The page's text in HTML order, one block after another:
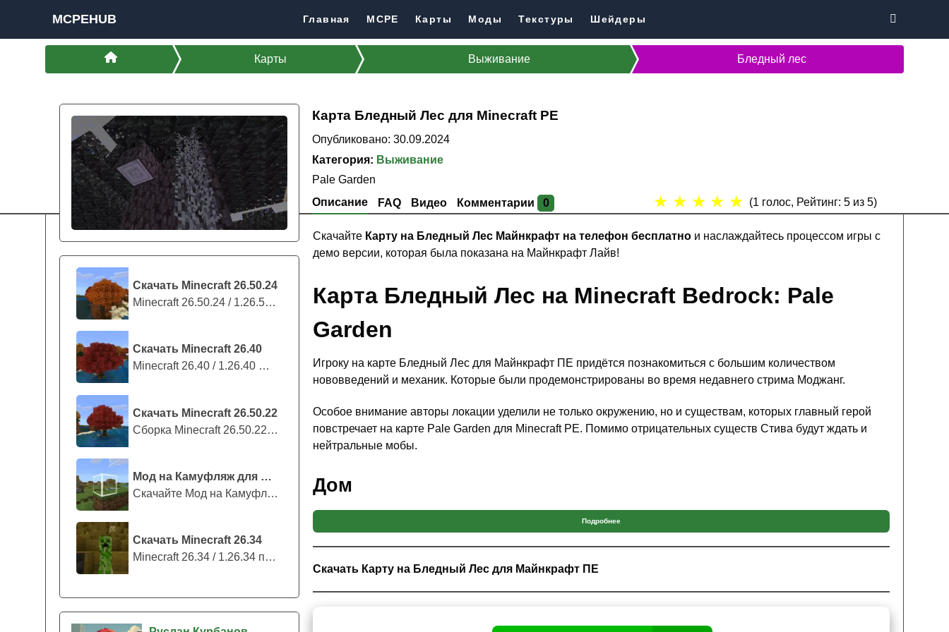
MCPEHUB Главная MCPE Карты Моды Текстуры Шейдеры
Карты Выживание Бледный лес
Карта Бледный Лес для Minecraft PE
Опубликовано: 30.09.2024
Категория: Выживание
Pale Garden
Описание
FAQ Видео Комментарии 0 ★ ★ ★ ★ ★ (1 голос, Рейтинг: 5из 5)
Скачать Minecraft 26.50.24
Minecraft 26.50.24 / 1.26.50.24 предс...
Скачать Minecraft 26.40
Minecraft 26.40 / 1.26.40 — стабильны...
Скачать Minecraft 26.50.22
Сборка Minecraft 26.50.22 / 1.26.50.2...
Мод на Камуфляж для Майнкрафт ПЕ
Скачайте Мод на Камуфляж на Майнкрафт...
Скачать Minecraft 26.34
Minecraft 26.34 / 1.26.34 представляе...
Скачайте Карту на Бледный Лес Майнкрафт на телефон бесплатно и наслаждайтесь процессом игры с
демо версии, которая была показана на Майнкрафт Лайв!
Карта Бледный Лес на Minecraft Bedrock: Pale
Garden
Игроку на карте Бледный Лес для Майнкрафт ПЕ придётся познакомиться с большим количеством
нововведений и механик. Которые были продемонстрированы во время недавнего стрима Моджанг.
Особое внимание авторы локации уделили не только окружению, но и существам, которых главный герой
повстречает на карте Pale Garden для Minecraft PE. Помимо отрицательных существ Стива будут ждать и
нейтральные мобы.
Дом
Появление игрока на карте Бледный Лес для Майнкрафт ПЕ
жителей, которые с большим удовольствием посветят его во все сложности новой структуры.
Также при помощи сундука Стив сможет приготовиться к будущим сражениям, так как в нём находится
Подробнее
Скачать Карту на Бледный Лес для Майнкрафт ПЕ